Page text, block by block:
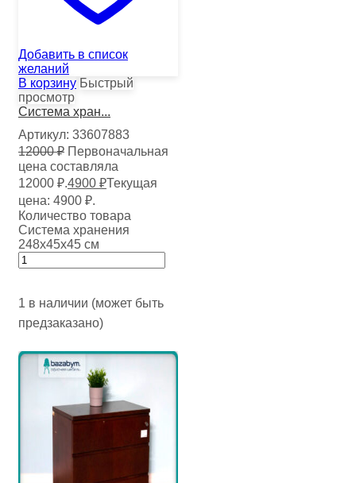
Добавить в список
желаний
В корзину Быстрый
просмотр
Система хран...
Артикул: 33607883
12000₽ Первоначальная
цена составляла
12000 ₽.4900 ₽Текущая
цена: 4900 ₽.
Количество товара
Система хранения
248х45х45 см
1 в наличии (может быть
предзаказано)